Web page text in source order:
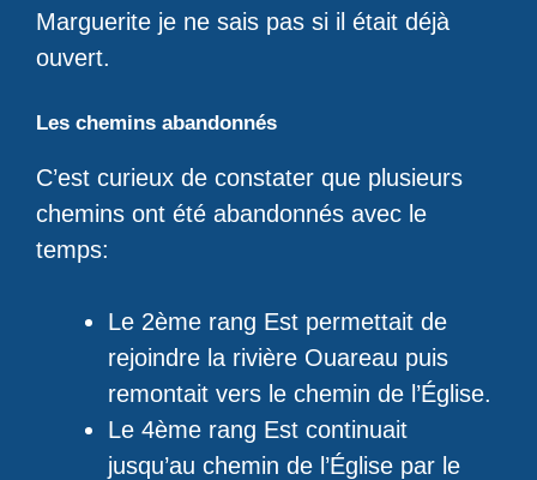
Marguerite je ne sais pas si il était déjà
ouvert.
Les chemins abandonnés
C’est curieux de constater que plusieurs
chemins ont été abandonnés avec le
temps:
Le 2ème rang Est permettait de
rejoindre la rivière Ouareau puis
remontait vers le chemin de l’Église.
Le 4ème rang Est continuait
jusqu’au chemin de l’Église par le